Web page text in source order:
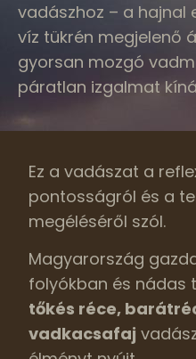
vadászhoz – a hajnal
víz tükrén megjelenő
gyorsan mozgó
páratlan izgalmat
Ez a vadászat a
pontosságról és a
megéléséről szól.
Magyarország
folyókban és nádas
tőkés réce,
vadkacsafaj